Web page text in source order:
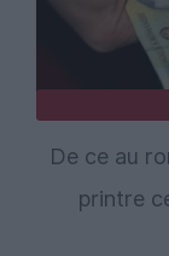
De ce au
printre